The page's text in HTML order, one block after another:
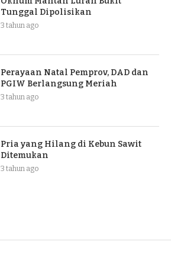
Tunggal Dipolisikan
3 tahun ago
Perayaan Natal Pemprov, DAD dan
PGIW Berlangsung Meriah
3 tahun ago
Pria yang Hilang di Kebun Sawit
Ditemukan
3 tahun ago